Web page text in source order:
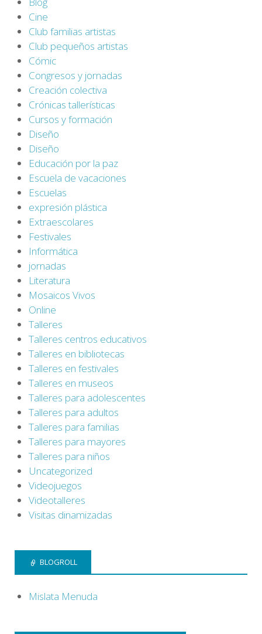
Cine
Club familias artistas
Club pequeños artistas
Cómic
Congresos y jornadas
Creación colectiva
Crónicas tallerísticas
Cursos y formación
Diseño
Diseño
Educación por la paz
Escuela de vacaciones
Escuelas
expresión plástica
Extraescolares
Festivales
Informática
jornadas
Literatura
Mosaicos Vivos
Online
Talleres
Talleres centros educativos
Talleres en bibliotecas
Talleres en festivales
Talleres en museos
Talleres para adolescentes
Talleres para adultos
Talleres para familias
Talleres para mayores
Talleres para niños
Uncategorized
Videojuegos
Videotalleres
Visitas dinamizadas
BLOGROLL
Mislata Menuda